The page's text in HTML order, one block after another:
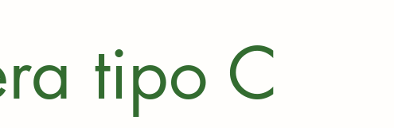
encino tarimas de encino tablas de madera
tipo C